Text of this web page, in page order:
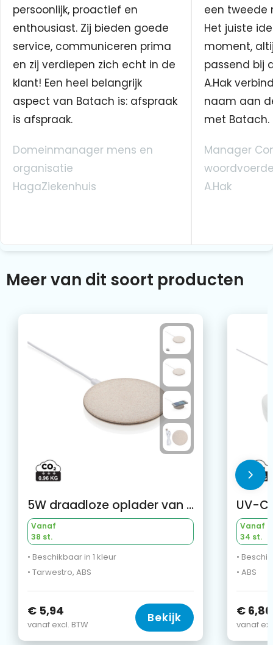
persoonlijk, proactief en
enthousiast. Zij bieden goede
service, communiceren prima
en zij verdiepen zich echt in de
klant! Een heel belangrijk
aspect van Batach is: afspraak
is afspraak.
Domeinmanager mens en
organisatie
HagaZiekenhuis
een tweede
Het juiste
moment,
passend bij
A.Hak
naam aan
met Batach.
Manager
A.Hak
Meer van dit soort producten
5W draadloze oplader van tarwestro
Vanaf
38 st.
• Beschikbaar in 1 kleur
• Tarwestro, ABS
€ 5,94
vanaf excl. BTW Bekijk
Vanaf
34 st.
•
• ABS
€ 6,80
vanaf